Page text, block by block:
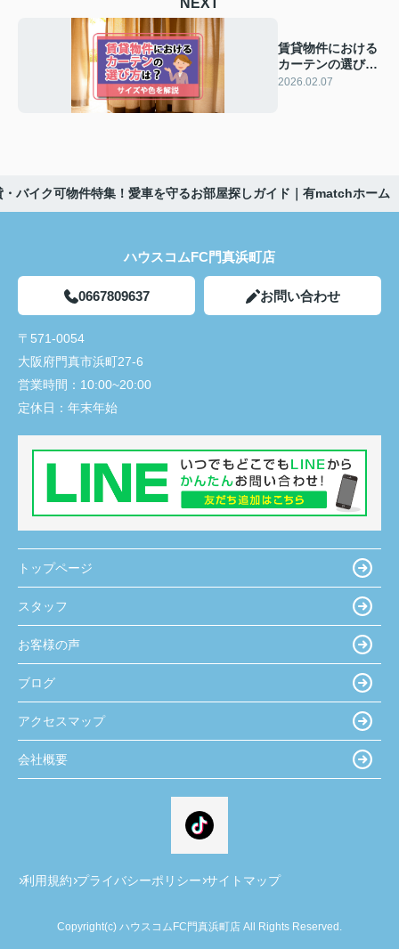
賃貸物件における
カーテンの選び方
は？サイズや色を
2026.02.07
バイク可物件特集！愛車を守るお部屋探しガイド｜有matchホーム
ハウスコムFC門真浜町店
0667809637 お問い合わせ
〒571-0054
大阪府門真市浜町27-6
営業時間： 10:00~20:00
定休日： 年末年始
トップページ
スタッフ
お客様の声
ブログ
アクセスマップ
会社概要
利用規約 プライバシーポリシー サイトマップ
Copyright(c) ハウスコムFC門真浜町店 All Rights Reserved.